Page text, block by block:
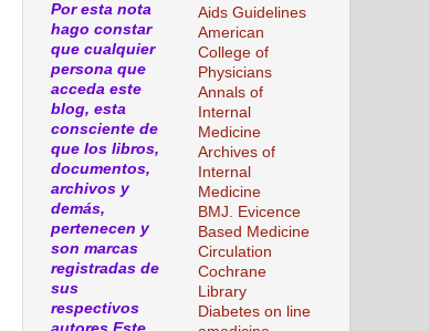
Por esta nota
hago constar
que cualquier
persona que
acceda este
blog, esta
consciente de
que los libros,
documentos,
archivos y
demás,
pertenecen y
son marcas
registradas de
sus
respectivos
Aids Guidelines
American
College of
Physicians
Annals of
Internal
Medicine
Archives of
Internal
Medicine
BMJ. Evicence
Based Medicine
Circulation
Cochrane
Library
Diabetes on line